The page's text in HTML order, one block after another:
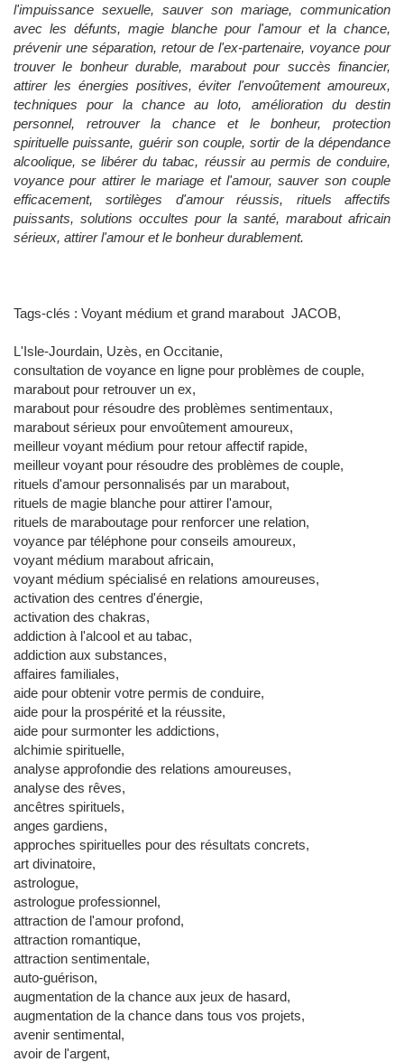
l'impuissance sexuelle, sauver son mariage, communication
avec les défunts, magie blanche pour l'amour et la chance,
prévenir une séparation, retour de l'ex-partenaire, voyance pour
trouver le bonheur durable, marabout pour succès financier,
attirer les énergies positives, éviter l'envoûtement amoureux,
techniques pour la chance au loto, amélioration du destin
personnel, retrouver la chance et le bonheur, protection
spirituelle puissante, guérir son couple, sortir de la dépendance
alcoolique, se libérer du tabac, réussir au permis de conduire,
voyance pour attirer le mariage et l'amour, sauver son couple
efficacement, sortilèges d'amour réussis, rituels affectifs
puissants, solutions occultes pour la santé, marabout africain
sérieux, attirer l'amour et le bonheur durablement.
Tags-clés : Voyant médium et grand marabout JACOB,
L'Isle-Jourdain, Uzès, en Occitanie,
consultation de voyance en ligne pour problèmes de couple,
marabout pour retrouver un ex,
marabout pour résoudre des problèmes sentimentaux,
marabout sérieux pour envoûtement amoureux,
meilleur voyant médium pour retour affectif rapide,
meilleur voyant pour résoudre des problèmes de couple,
rituels d'amour personnalisés par un marabout,
rituels de magie blanche pour attirer l'amour,
rituels de maraboutage pour renforcer une relation,
voyance par téléphone pour conseils amoureux,
voyant médium marabout africain,
voyant médium spécialisé en relations amoureuses,
activation des centres d'énergie,
activation des chakras,
addiction à l'alcool et au tabac,
addiction aux substances,
affaires familiales,
aide pour obtenir votre permis de conduire,
aide pour la prospérité et la réussite,
aide pour surmonter les addictions,
alchimie spirituelle,
analyse approfondie des relations amoureuses,
analyse des rêves,
ancêtres spirituels,
anges gardiens,
approches spirituelles pour des résultats concrets,
art divinatoire,
astrologue,
astrologue professionnel,
attraction de l'amour profond,
attraction romantique,
attraction sentimentale,
auto-guérison,
augmentation de la chance aux jeux de hasard,
augmentation de la chance dans tous vos projets,
avenir sentimental,
avoir de l'argent,